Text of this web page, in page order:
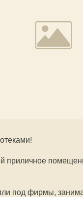
приличное
под фирмы,